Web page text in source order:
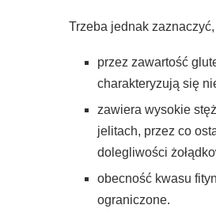
Trzeba jednak
przez zawartość
charakteryzują się
zawiera wysokie
jelitach, przez co
dolegliwości
obecność kwasu
ograniczone.